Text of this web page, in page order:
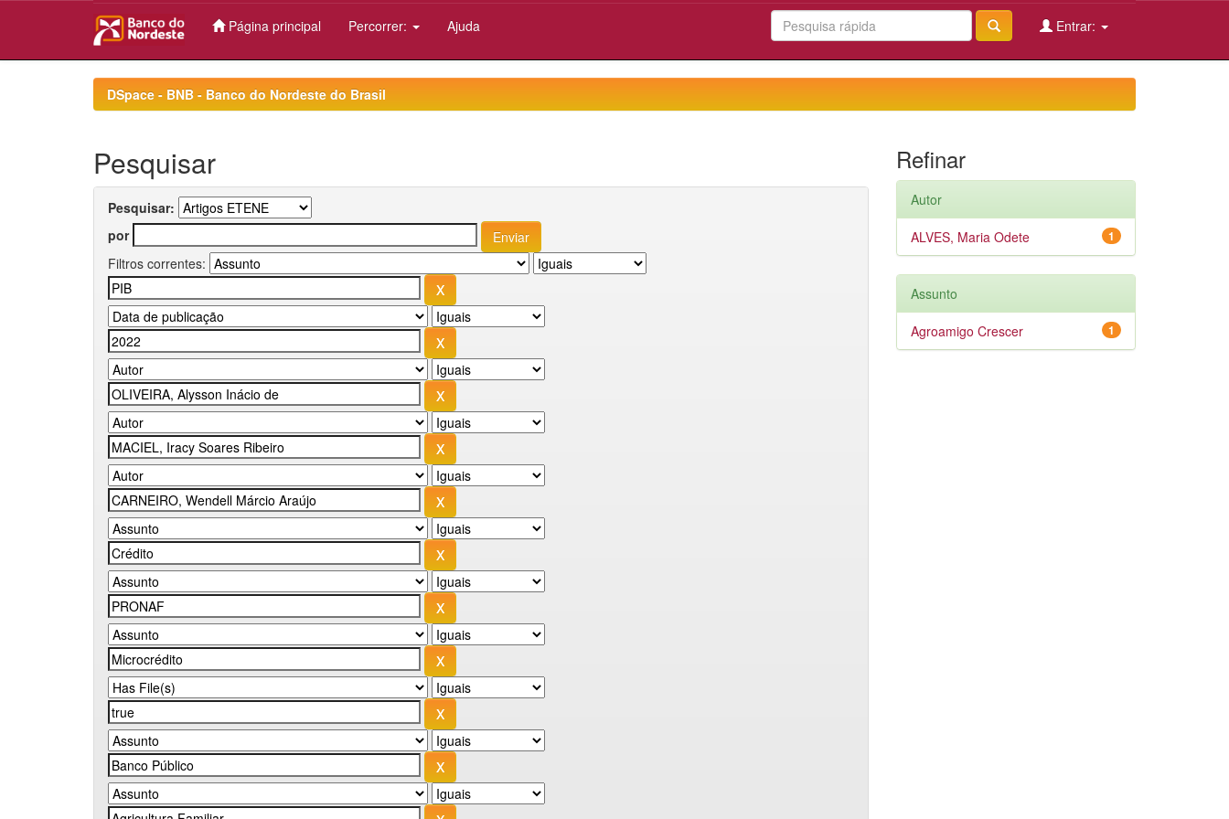
Página principal Percorrer: Ajuda Entrar:
DSpace - BNB - Banco do Nordeste do Brasil
Pesquisar
Pesquisar:
por
Filtros correntes:
Refinar
Autor
1
ALVES, Maria Odete
Assunto
1
Agroamigo Crescer